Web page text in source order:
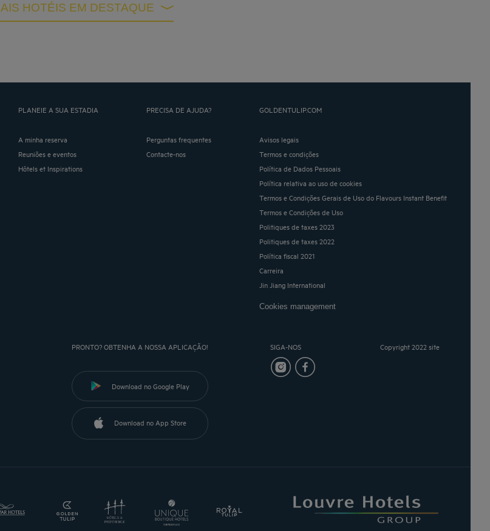
MAIS HOTÉIS EM DESTAQUE
PLANEIE A SUA ESTADIA
A minha reserva
Reuniões e eventos
Hôtels et Inspirations
PRECISA DE AJUDA?
Perguntas frequentes
Contacte-nos
GOLDENTULIP.COM
Avisos legais
Termos e condições
Política de Dados Pessoais
Política relativa ao uso de cookies
Termos e Condições Gerais de Uso do Flavours Instant Benefit
Termos e Condições de Uso
Politiques de taxes 2023
Politiques de taxes 2022
Política fiscal 2021
Carreira
Jin Jiang International
Cookies management
PRONTO? OBTENHA A NOSSA APLICAÇÃO!
Download no Google Play
Download no App Store
SIGA-NOS Copyright 2022 site